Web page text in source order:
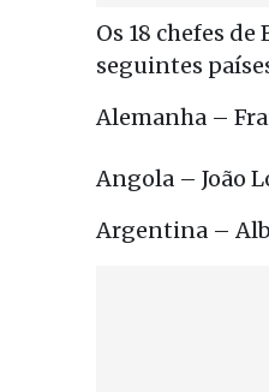
Os 18 chefes
seguintes
Alemanha –
Angola – João
Argentina –